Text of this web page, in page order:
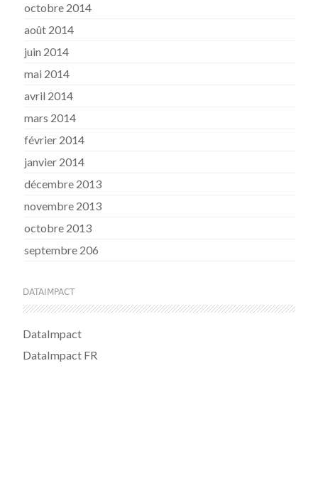
octobre 2014
août 2014
juin 2014
mai 2014
avril 2014
mars 2014
février 2014
janvier 2014
décembre 2013
novembre 2013
octobre 2013
septembre 206
DATAIMPACT
DataImpact
DataImpact FR